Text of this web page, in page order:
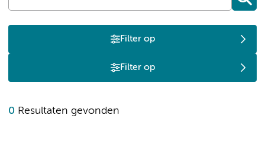
Filter op
Filter op
0 Resultaten gevonden